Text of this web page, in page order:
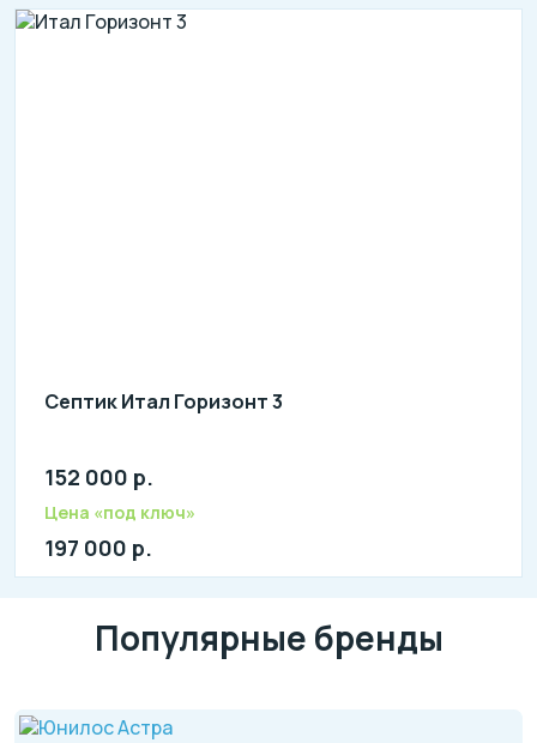
Септик Итал Горизонт 3
Количество человек: 1-3
литров в сутки: 800
152 000 р.
Цена «под ключ»
197 000 р.
Популярные бренды